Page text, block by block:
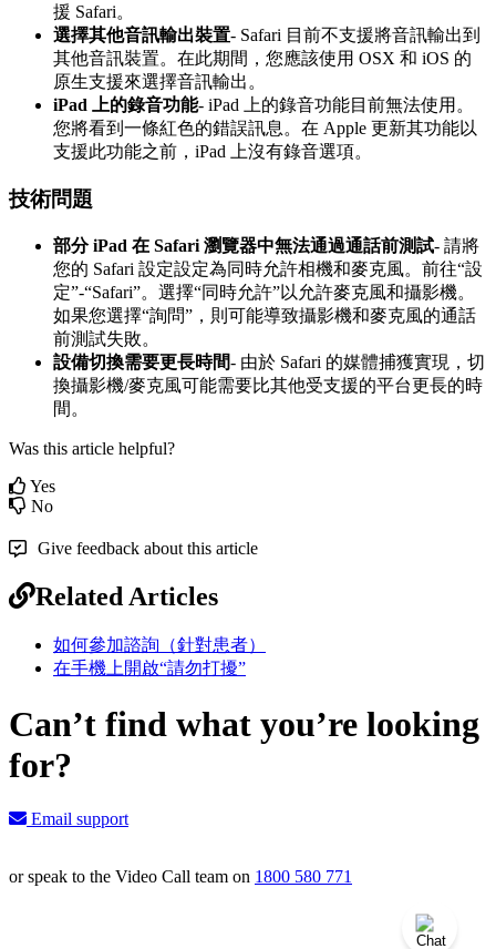
援 Safari。
選擇其他音訊輸出裝置- Safari 目 前不支援將音訊輸出到
其他音訊裝置。 在此期 間 ， 您應該使用 OSX 和 iOS 的
原生支援來選擇音訊輸出 。
iPad
上的錄音功能- iPad 上的錄音功能目 前無法使用 。
您將看到 一條紅色的錯誤訊息 。 在 Apple 更新其功能以
支援此功能之前 ， iPad 上沒有錄音選項。
技術問題
部分 iPad 在 Safari 瀏覽器中無法通過通話前測試- 請將
您的 Safari 設定設定為同 時允許相機和麥克風。 前往“設
定”-“Safari”。 選擇“同 時允許”以 允許麥克風和攝影機。
如果您選擇“詢問” ， 則 可能導致攝影機和麥克風的通話
前測試失敗。
設備切換需要更長時間- 由於 Safari 的媒體捕獲實現 ， 切
換攝影機/麥克風可能需要比其他受支援的平台更長的時
間 。
Was this article helpful?
Yes
No
Give feedback about this article
Related Articles
如何參加諮詢（針對患者）
在手機上開啟“請勿打擾”
Can’t find what you’re looking
for?
Email support
or speak to the Video Call team on 1800 580 771